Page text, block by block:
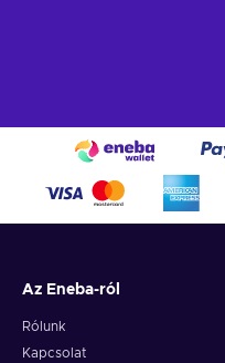
Az Eneba-ról
Rólunk
Kapcsolat